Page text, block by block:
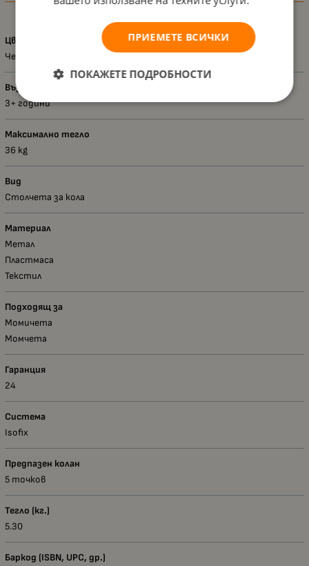
Цвят
Черен
Възраст - диапазон
3+ години
Максимално тегло
36 kg
Вид
Столчета за кола
Материал
Метал
Пластмаса
Текстил
Подходящ за
Момичета
Момчета
Гаранция
24
Система
Isofix
Предпазен колан
5 точков
Тегло (кг.)
5.30
Баркод (ISBN, UPC, др.)
ПРИЕМЕТЕ ВСИЧКИ
ПОКАЖЕТЕ ПОДРОБНОСТИ